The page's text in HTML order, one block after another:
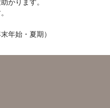
かります。
年始・夏期）